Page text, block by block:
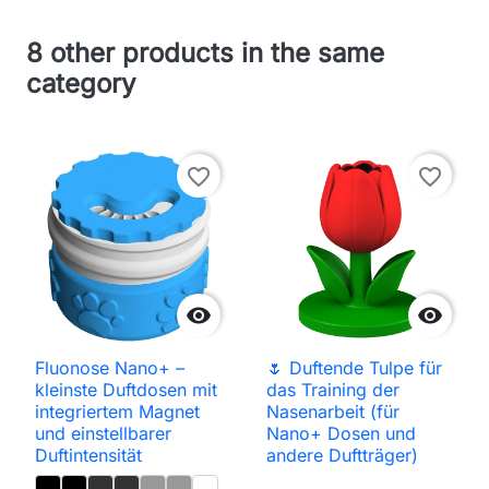
8 other products in the same
category

favorite_border
Fluonose Nano+ –
kleinste Duftdosen mit
integriertem Magnet
und einstellbarer
Duftintensität

favorite_border
🌷 Duftende Tulpe für
das Training der
Nasenarbeit (für
Nano+ Dosen und
andere Duftträger)